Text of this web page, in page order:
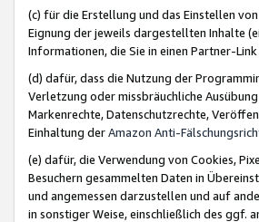
(c) für die Erstellung und das Einstellen
Eignung der jeweils dargestellten Inhalte
Informationen, die Sie in einen Partner-
(d) dafür, dass die Nutzung der
Verletzung oder missbräuchliche
Markenrechte, Datenschutzrechte,
Einhaltung derAmazon Anti-
(e) dafür, die Verwendung von Cookies,
Besuchern gesammelten Daten in
und angemessen darzustellen und auf
in sonstiger Weise, einschließlich des ggf.